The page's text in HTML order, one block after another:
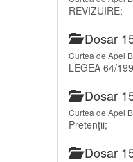
REVIZUIRE;
Dosar
Curtea de Apel
LEGEA 64/
Dosar
Curtea de Apel
Pretenţii;
Dosar